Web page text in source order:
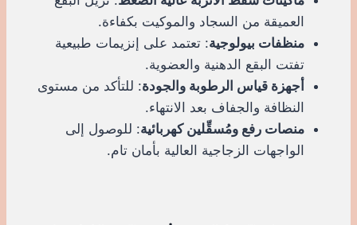
العميقة من السجاد والموكيت بكفاءة.
منظفات بيولوجية: تعتمد على إنزيمات طبيعية
تفتت البقع الدهنية والعضوية.
أجهزة قياس الرطوبة والجودة: للتأكد من مستوى
النظافة والجفاف بعد الانتهاء.
منصات رفع ومُسقِّلين كهربائية: للوصول إلى
الواجهات الزجاجية العالية بأمان تام.